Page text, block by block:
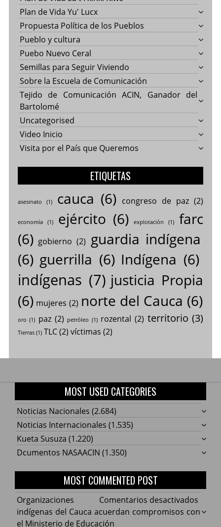
Plan de Vida Yu' Lucx
Propuesta Política de los Pueblos
Pueblo y cultura
Puebo Nuevo Ceral
Semillas para Seguir Viviendo
Sobre la Escuela de Comunicación
Tejido de Comunicación ACIN, Ganador del
Bartolomé
Uncategorised
Video Inicio
Visita por el País que Queremos
ETIQUETAS
asesinato (1) cauca (6) congreso de paz(2)
economía(1) ejército (6) explotación (1)
farc
(6) gobierno (2) guardia indígena
(6) guerrilla (6) Indígena (6)
indígenas (7) justicia Propia
(6) mujeres (2) norte del Cauca (6)
oro (1) paz (2) petróleo (1) rozental (2) territorio (3)
Tierras(1) TLC(2) víctimas (2)
MOST USED CATEGORIES
Noticias Nacionales (2.684)
Noticias Internacionales (1.535)
Kueta Susuza (1.220)
Dcumentos NASAACIN (1.350)
MOST COMMENTED POST
Comentarios desactivados
Organizaciones
indígenas del Cauca acuerdan compromisos con
el Ministerio de Educación